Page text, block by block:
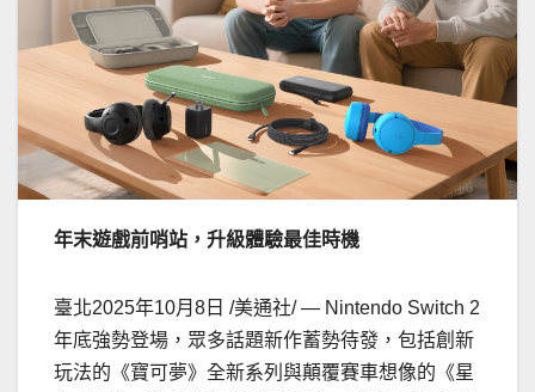
年末遊戲前哨站，升級體驗最佳時機
臺北2025年10月8日 /美通社/ — Nintendo Switch 2
年底強勢登場，眾多話題新作蓄勢待發，包括創新
玩法的《寶可夢》全新系列與顛覆賽車想像的《星